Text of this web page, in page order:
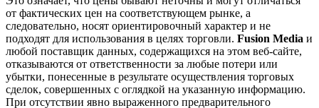
от фактических цен на соответствующем рынке, а
следовательно, носят ориентировочный характер и не
подходят для использования в целях торговли. Fusion Media и
любой поставщик данных, содержащихся на этом веб-сайте,
отказываются от ответственности за любые потери или
убытки, понесенные в результате осуществления торговых
сделок, совершенных с оглядкой на указанную информацию.
При отсутствии явно выраженного предварительного